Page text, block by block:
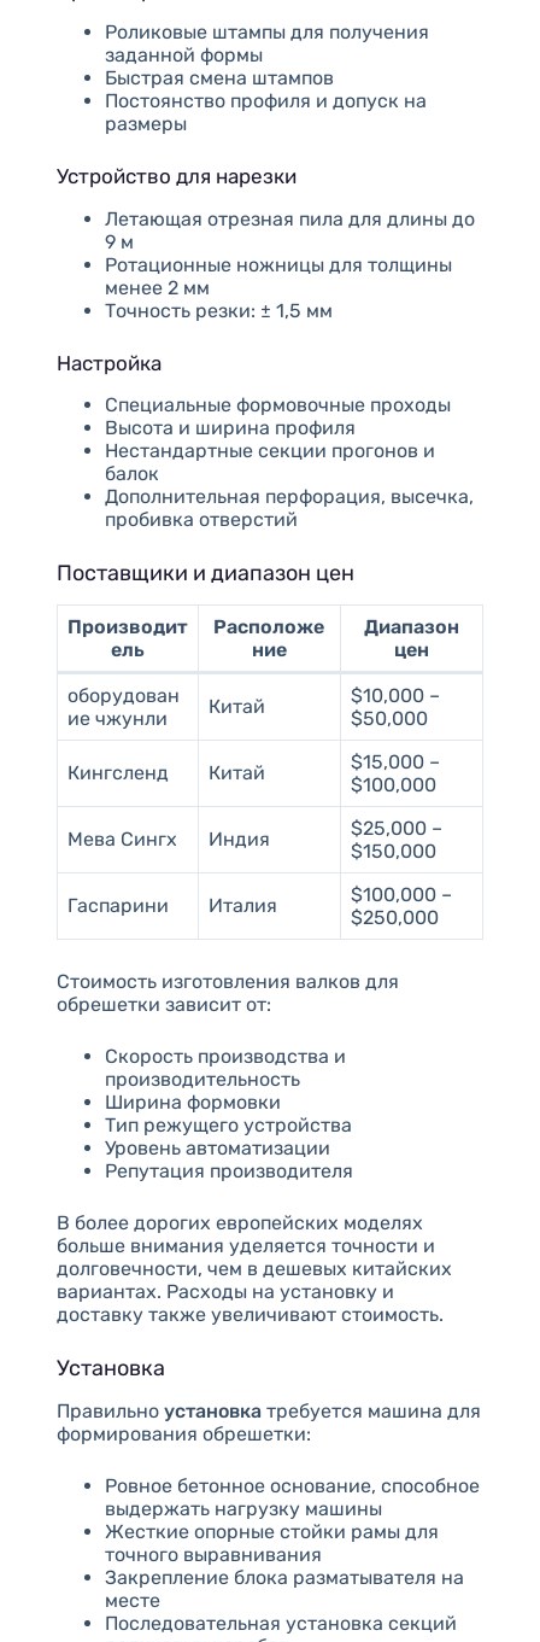
Роликовые штампы для получения
заданной формы
Быстрая смена штампов
Постоянство профиля и допуск на
размеры
Устройство для нарезки
Летающая отрезная пила для длины до
9 м
Ротационные ножницы для толщины
менее 2 мм
Точность резки: ± 1,5 мм
Настройка
Специальные формовочные проходы
Высота и ширина профиля
Нестандартные секции прогонов и
балок
Дополнительная перфорация, высечка,
пробивка отверстий
Поставщики и диапазон цен
Производит
ель
Расположе
ние
Диапазон
цен
оборудован
ие чжунли
Китай
$10,000 –
$50,000
Кингсленд Китай
$15,000 –
$100,000
Мева Сингх Индия
$25,000 –
$150,000
Гаспарини Италия
$100,000 –
$250,000
Стоимость изготовления валков для
обрешетки зависит от:
Скорость производства и
производительность
Ширина формовки
Тип режущего устройства
Уровень автоматизации
Репутация производителя
В более дорогих европейских моделях
больше внимания уделяется точности и
долговечности, чем в дешевых китайских
вариантах. Расходы на установку и
доставку также увеличивают стоимость.
Установка
Правильно установкатребуется машина для
формирования обрешетки:
Ровное бетонное основание, способное
выдержать нагрузку машины
Жесткие опорные стойки рамы для
точного выравнивания
Закрепление блока разматывателя на
месте
Последовательная установка секций